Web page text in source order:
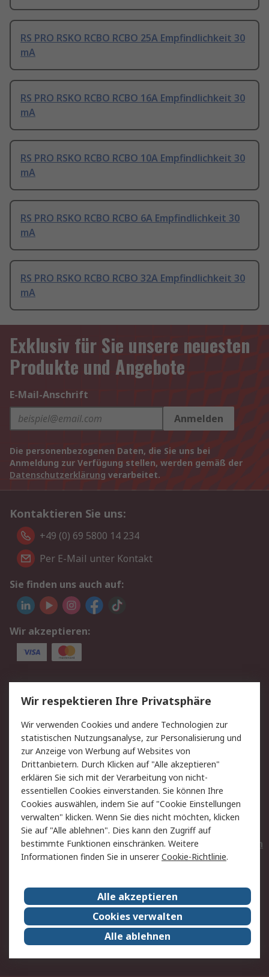
RS PRO RSKO RCBO RCBO 25A Empfindlichkeit 30
mA
RS PRO RSKO RCBO RCBO 16A Empfindlichkeit 30
mA
RS PRO RSKO RCBO RCBO 10A Empfindlichkeit 30
mA
RS PRO RSKO RCBO RCBO 6A Empfindlichkeit 30
mA
RS PRO RSKO RCBO RCBO 32A Empfindlichkeit 30
mA
Exklusiv für Sie unsere neuesten
Produkte und Angebote
E-Mail-Anschrift
Anmelden
Die personenbezogenen Daten, die Sie uns bei
Anmeldung zur Verfügung stellen, werden gemäß der
Datenschutzerklärung verarbeitet.
Kontaktieren Sie uns:
+49 (0) 69 5800 14 234
Per E-Mail unter Kontakt
Sie finden uns auch auf:
Wir akzeptieren:
Service
Value Added Services
Lieferlösungen
Rücksendungen
Kontakt
Hilfe
Privatkunden
Rechtliches
AGB
Datenschutz
Cookie-Richtlinie
Zahlungsbedingungen
Copyright/Impressum
Entsorgung
Elektrogeräte/Batterien
RS weltweit
Karriere bei RS
Nachhaltigkeit
Qualität/Umwelt/ZertifikatePresse-Center
Event-Center
Wir respektieren Ihre Privatsphäre
Wir verwenden Cookies und andere Technologien zur
statistischen Nutzungsanalyse, zur Personalisierung und
zur Anzeige von Werbung auf Websites von
Drittanbietern. Durch Klicken auf "Alle akzeptieren"
erklären Sie sich mit der Verarbeitung von nicht-
essentiellen Cookies einverstanden. Sie können Ihre
Cookies auswählen, indem Sie auf "Cookie Einstellungen
verwalten" klicken. Wenn Sie dies nicht möchten, klicken
Sie auf "Alle ablehnen". Dies kann den Zugriff auf
bestimmte Funktionen einschränken. Weitere
Informationen finden Sie in unsererCookie-Richtlinie.
Alle akzeptieren
Cookies verwalten
Alle ablehnen